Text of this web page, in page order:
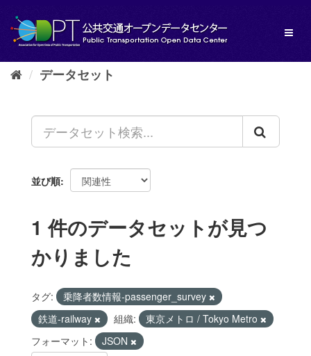
し
データセット
並び順
1 件のデータセットが見つ
かりました
タグ:
乗降者数情報-passenger_survey
鉄道-railway
組織:
東京メトロ / Tokyo Metro
フォーマット:
JSON